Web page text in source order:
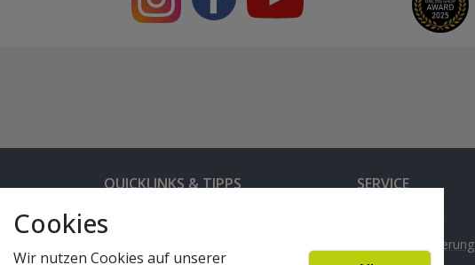
QUICKLINKS & TIPPS
Kunden-Login
SERVICE
Versand & Lieferung
Cookies
Wir nutzen Cookies auf unserer